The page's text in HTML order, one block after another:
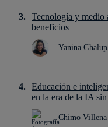
Tecnología y medio
beneficios
Yanina Chalup
Educación e
en la era de la IA sin
Chimo Villena